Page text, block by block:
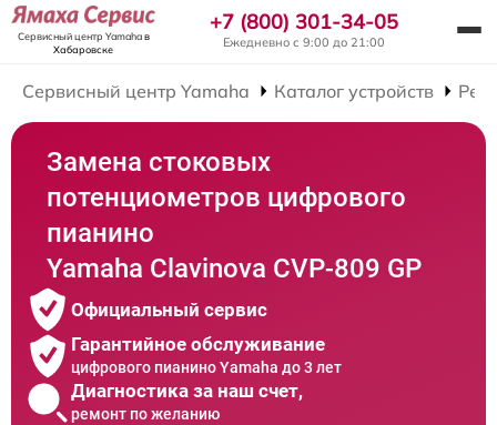
Сервисный центр Yamahaв
Хабаровске
+7 (800) 301-34-05
Ежедневно с 9:00 до 21:00
Сервисный центр Yamaha Каталог устройств
Замена стоковых
потенциометров цифрового
пианино
Yamaha Clavinova CVP-809 GP
Официальный сервис
Гарантийное обслуживание
цифрового пианино Yamaha до 3 лет
Диагностика за наш счет,
ремонт по желанию